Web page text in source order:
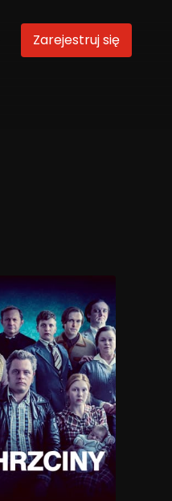
Zarejestruj się